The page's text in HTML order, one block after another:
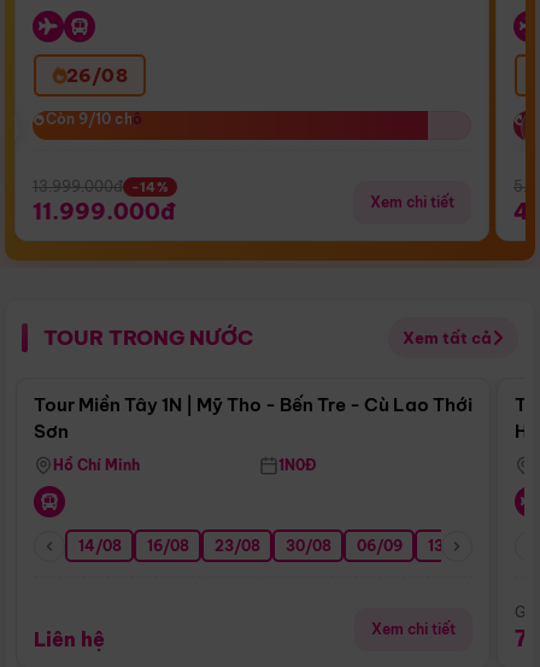
26/08
Còn 9/10 chỗ
Còn 9/10 chỗ
13.999.000đ -14%
11.999.000đ Xem chi tiết
TOUR TRONG NƯỚC Xem tất cả
Điểm nổi bật
Tour Miền Tây 1N | Mỹ Tho - Bến Tre - Cù Lao Thới
Sơn
Hồ Chí Minh 1N0Đ
14/08 16/08 23/08 30/08 06/09 13/09
Liên hệ Xem chi tiết